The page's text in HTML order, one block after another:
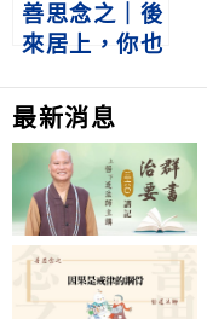
善思念之｜後
來居上，你也
最新消息